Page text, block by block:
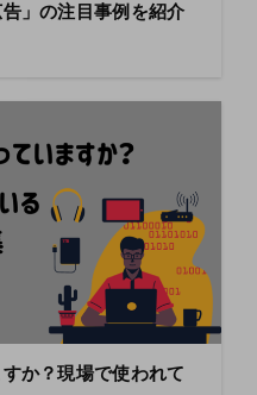
」の注目事例を紹介
か？現場で使われて